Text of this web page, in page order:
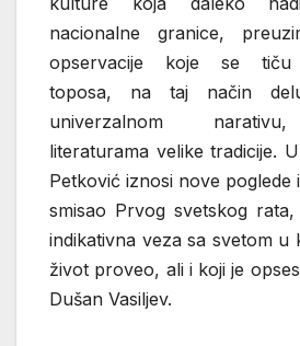
nacionalne granice,
opservacije koje se tiču
toposa, na taj način
univerzalnom
literaturama velike tradicije.
Petković iznosi nove poglede
smisao Prvog svetskog
indikativna veza sa svetom u
život proveo, ali i koji je
Dušan Vasiljev.